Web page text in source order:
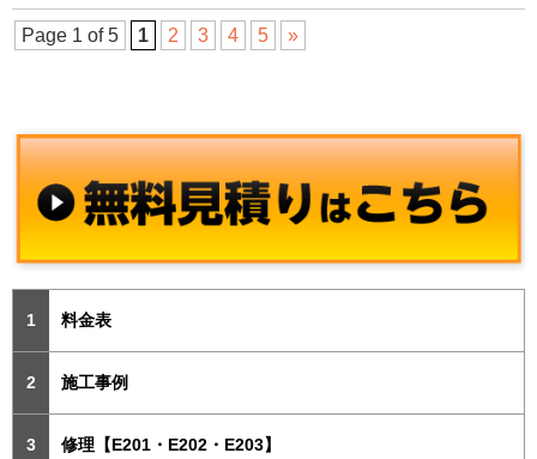
Page 1 of 5 1 2 3 4 5 »
料金表
施工事例
修理【E201・E202・E203】